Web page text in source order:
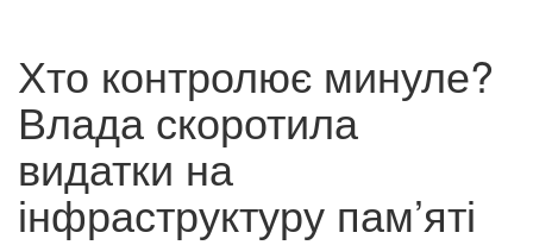
Хто контролює минуле?
Влада скоротила
видатки на
інфраструктуру пам’яті